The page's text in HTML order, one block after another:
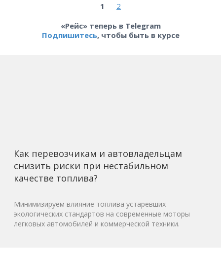
1
2
«Рейс» теперь в Telegram
Подпишитесь, чтобы быть в курсе
Как перевозчикам и автовладельцам
снизить риски при нестабильном
качестве топлива?
Минимизируем влияние топлива устаревших
экологических стандартов на современные моторы
легковых автомобилей и коммерческой техники.